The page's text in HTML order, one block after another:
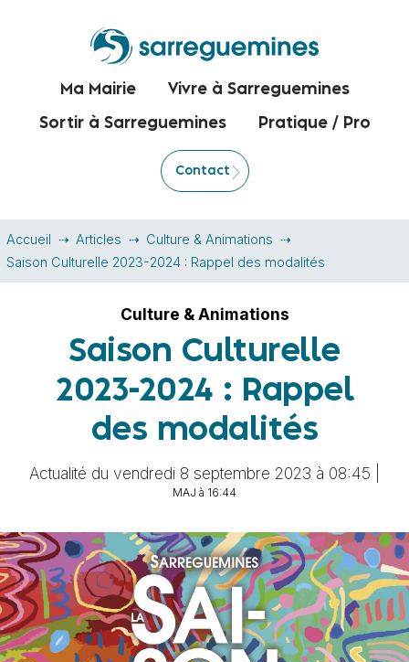
Ma Mairie Vivre à Sarreguemines
Sortir à Sarreguemines Pratique / Pro
Contact
Accueil Articles
Culture & Animations
Saison Culturelle 2023-2024 : Rappel des modalités
Culture & Animations
Saison Culturelle
2023-2024 : Rappel
des modalités
Actualité du vendredi 8 septembre 2023 à 08:45 |
MAJ à 16:44